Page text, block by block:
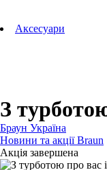
Aксесуари
З
Браун Україна
Новини та акції Braun
Акція завершена